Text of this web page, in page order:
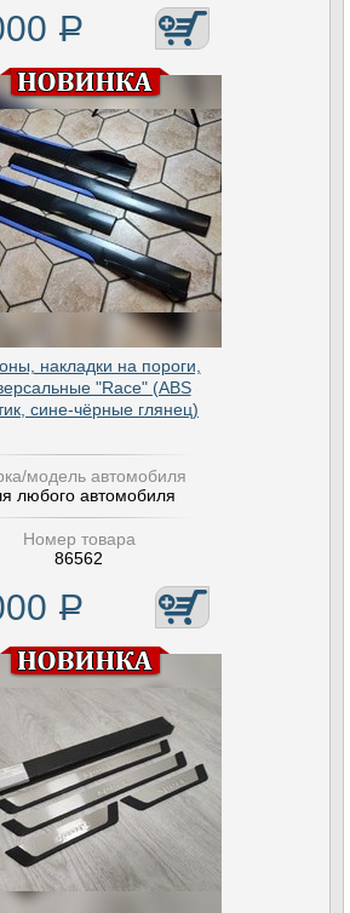
Р
накладки на пороги,
"Race" (ABS
сине-чёрные глянец)
модель автомобиля
любого автомобиля
Номер товара
86562
Р